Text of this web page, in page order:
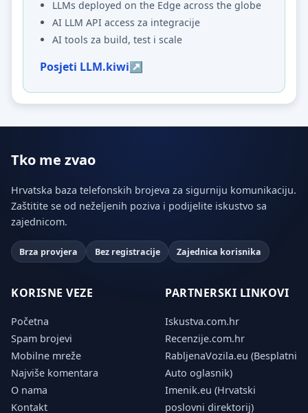
LLMs deployed on the Edge across the globe
AI LLM API access za integracije
AI tools za build, test i scale
Posjeti LLM.kiwi
Tko me zvao
Hrvatska baza telefonskih brojeva za sigurniju komunikaciju.
Zaštitite se od neželjenih poziva i podijelite iskustvo sa
zajednicom.
Brza provjera Bez registracije Zajednica korisnika
KORISNE VEZE
Početna
Spam brojevi
Mobilne mreže
Najviše komentara
O nama
Kontakt
PARTNERSKI LINKOVI
Iskustva.com.hr
Recenzije.com.hr
RabljenaVozila.eu (Besplatni
Auto oglasnik)
Imenik.eu (Hrvatski
poslovni direktorij)